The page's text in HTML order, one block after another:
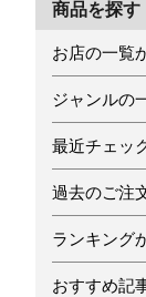
商品を探す
お店の一覧
ジャンルの
最近チェッ
過去のご注
ランキング
おすすめ記